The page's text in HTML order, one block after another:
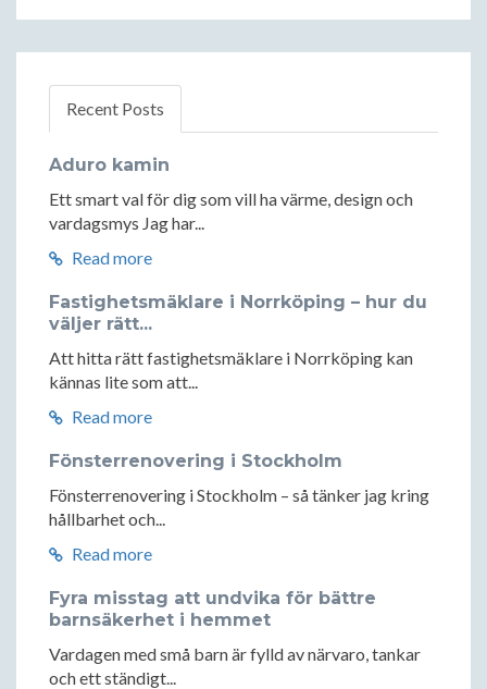
Recent Posts
Aduro kamin
Ett smart val för dig som vill ha värme, design och
vardagsmys Jag har...
Read more
Fastighetsmäklare i Norrköping – hur du
väljer rätt...
Att hitta rätt fastighetsmäklare i Norrköping kan
kännas lite som att...
Read more
Fönsterrenovering i Stockholm
Fönsterrenovering i Stockholm – så tänker jag kring
hållbarhet och...
Read more
Fyra misstag att undvika för bättre
barnsäkerhet i hemmet
Vardagen med små barn är fylld av närvaro, tankar
och ett ständigt...